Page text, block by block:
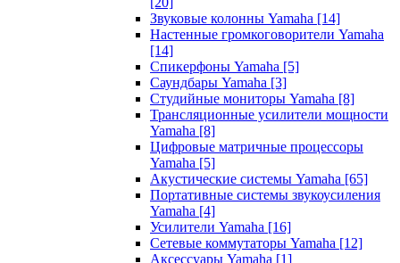
Звуковые колонны Yamaha [14]
Настенные громкоговорители Yamaha
[14]
Спикерфоны Yamaha [5]
Саундбары Yamaha [3]
Студийные мониторы Yamaha [8]
Трансляционные усилители мощности
Yamaha [8]
Цифровые матричные процессоры
Yamaha [5]
Акустические системы Yamaha [65]
Портативные системы звукоусиления
Yamaha [4]
Усилители Yamaha [16]
Сетевые коммутаторы Yamaha [12]
Аксессуары Yamaha [1]